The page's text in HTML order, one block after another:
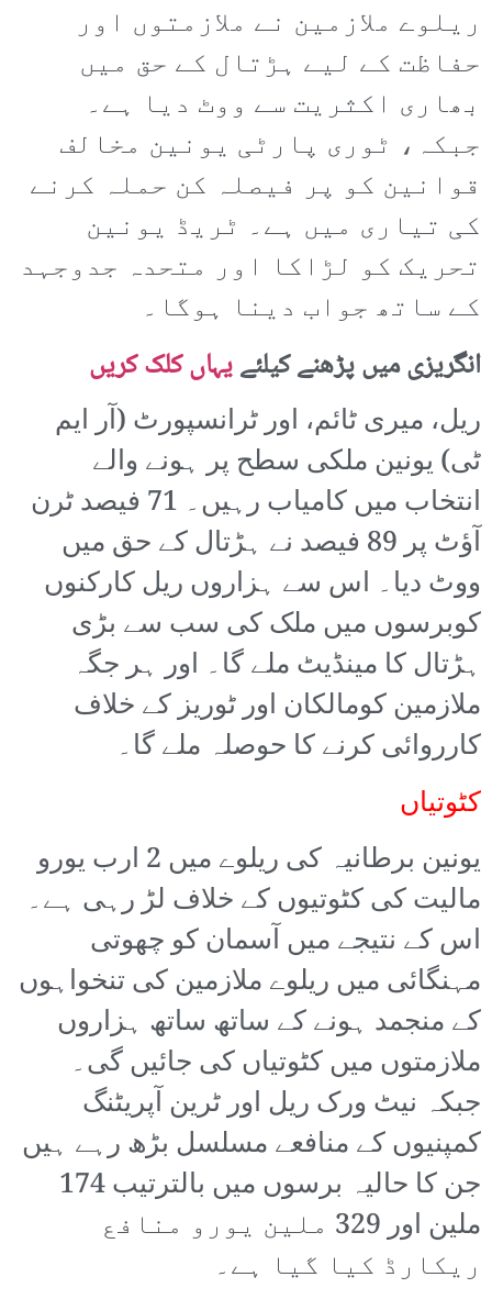
ریلوے ملازمین نے ملازمتوں اور
حفاظت کے لیے ہڑتال کے حق میں
بھاری اکثریت سے ووٹ دیا ہے۔
جبکہ، ٹوری پارٹی یونین مخالف
قوانین کو پر فیصلہ کن حملہ کرنے
کی تیاری میں ہے۔ ٹریڈ یونین
تحریک کو لڑاکا اور متحدہ جدوجہد
کے ساتھ جواب دینا ہوگا۔
انگریزی میں پڑھنے کیلئےیہاں کلک کریں
ریل، میری ٹائم، اور ٹرانسپورٹ (آر ایم
ٹی) یونین ملکی سطح پر ہونے والے
انتخاب میں کامیاب رہیں۔ 71 فیصد ٹرن
آؤٹ پر 89 فیصد نے ہڑتال کے حق میں
ووٹ دیا۔ اس سے ہزاروں ریل کارکنوں
کوبرسوں میں ملک کی سب سے بڑی
ہڑتال کا مینڈیٹ ملے گا۔ اور ہر جگہ
ملازمین کومالکان اور ٹوریز کے خلاف
کارروائی کرنے کا حوصلہ ملے گا۔
کٹوتیاں
یونین برطانیہ کی ریلوے میں 2 ارب یورو
مالیت کی کٹوتیوں کے خلاف لڑ رہی ہے۔
اس کے نتیجے میں آسمان کو چھوتی
مہنگائی میں ریلوے ملازمین کی تنخواہوں
کے منجمد ہونے کے ساتھ ساتھ ہزاروں
ملازمتوں میں کٹوتیاں کی جائیں گی۔
جبکہ نیٹ ورک ریل اور ٹرین آپریٹنگ
کمپنیوں کے منافعے مسلسل بڑھ رہے ہیں
جن کا حالیہ برسوں میں بالترتیب 174
ملین اور 329 ملین یورو منافع
ریکارڈ کیا گیا ہے۔